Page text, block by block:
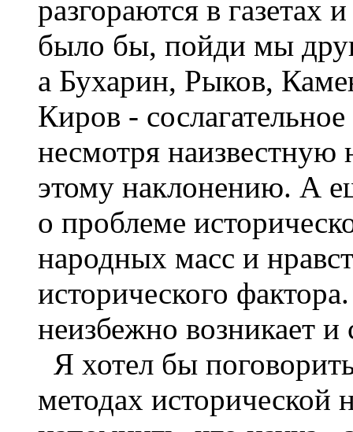
разгораются в газетах
было бы, пойди мы
а Бухарин, Рыков,
Киров -
несмотря наизвестную
этому наклонению. А
о проблеме
народных масс и
исторического
неизбежно возникает и
Я хотел бы
методах исторической